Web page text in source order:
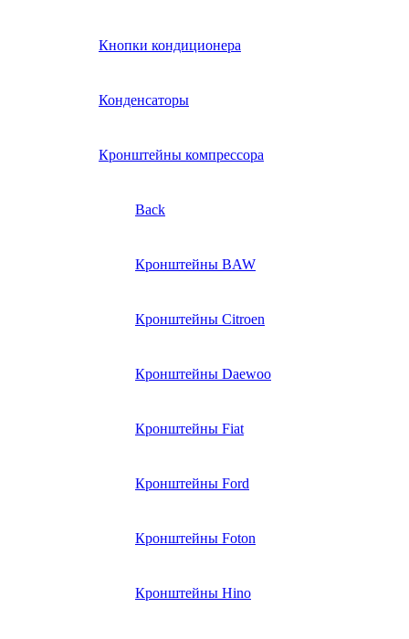
Кнопки кондиционера
Конденсаторы
Кронштейны компрессора
Back
Кронштейны BAW
Кронштейны Citroen
Кронштейны Daewoo
Кронштейны Fiat
Кронштейны Ford
Кронштейны Foton
Кронштейны Hino